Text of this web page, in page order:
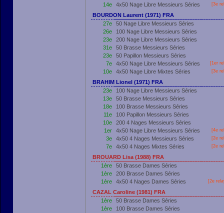
14e
4x50 Nage Libre Messieurs Séries [3e
BOURDON Laurent (1971) FRA
27e
50 Nage Libre Messieurs Séries
26e
100 Nage Libre Messieurs Séries
23e
200 Nage Libre Messieurs Séries
31e
50 Brasse Messieurs Séries
23e
50 Papillon Messieurs Séries
7e
4x50 Nage Libre Messieurs Séries [1er
10e 4x50 Nage Libre Mixtes Séries [3e
BRAHIM Lionel (1971) FRA
23e
100 Nage Libre Messieurs Séries
13e
50 Brasse Messieurs Séries
18e
100 Brasse Messieurs Séries
11e
100 Papillon Messieurs Séries
10e
200 4 Nages Messieurs Séries
1er
4x50 Nage Libre Messieurs Séries [4e
3e 4x50 4 Nages Messieurs Séries [2e
7e 4x50 4 Nages Mixtes Séries [2e
BROUARD Lisa (1988) FRA
1ère
50 Brasse Dames Séries
1ère
200 Brasse Dames Séries
1ère
4x50 4 Nages Dames Séries [2e
CAZAL Caroline (1981) FRA
1ère
50 Brasse Dames Séries
1ère
100 Brasse Dames Séries